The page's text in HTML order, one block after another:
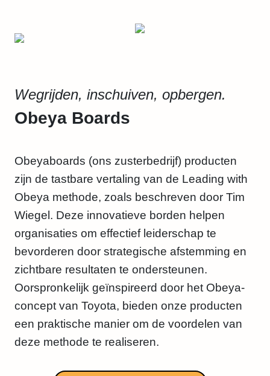
Wegrijden, inschuiven, opbergen.
Obeya Boards
Obeyaboards (ons zusterbedrijf) producten
zijn de tastbare vertaling van de Leading with
Obeya methode, zoals beschreven door Tim
Wiegel. Deze innovatieve borden helpen
organisaties om effectief leiderschap te
bevorderen door strategische afstemming en
zichtbare resultaten te ondersteunen.
Oorspronkelijk geïnspireerd door het Obeya-
concept van Toyota, bieden onze producten
een praktische manier om de voordelen van
deze methode te realiseren.